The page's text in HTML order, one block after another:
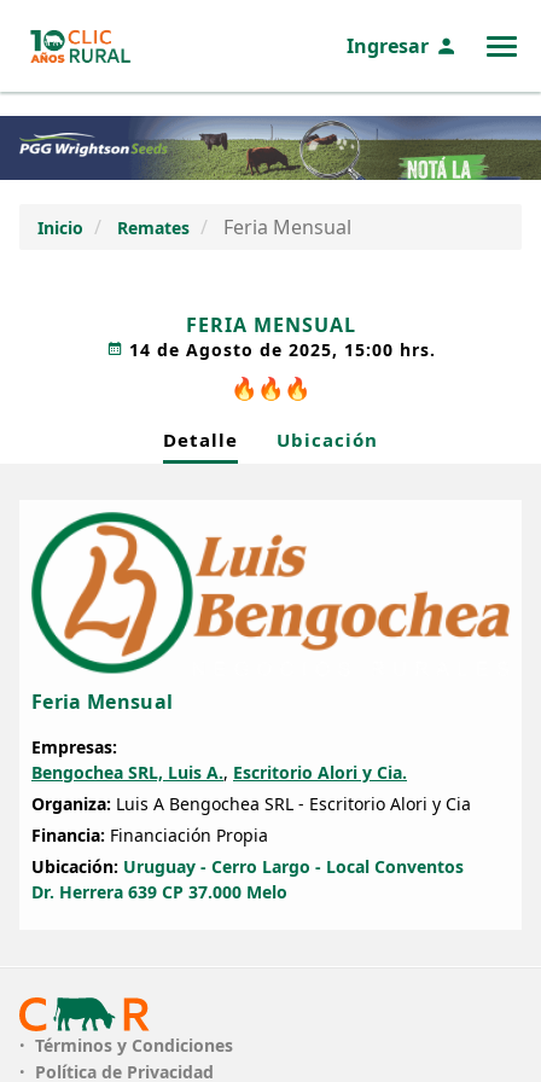
Ingresar
Inicio Remates Feria Mensual
FERIA MENSUAL
14 de Agosto de 2025, 15:00 hrs.
🔥 🔥 🔥
Detalle Ubicación
Feria Mensual
Empresas:
Bengochea SRL, Luis A., Escritorio Alori y Cia.
Organiza: Luis A Bengochea SRL - Escritorio Alori y Cia
Financia: Financiación Propia
Ubicación: Uruguay - Cerro Largo - Local Conventos
Dr. Herrera 639 CP 37.000 Melo
Términos y Condiciones
Política de Privacidad